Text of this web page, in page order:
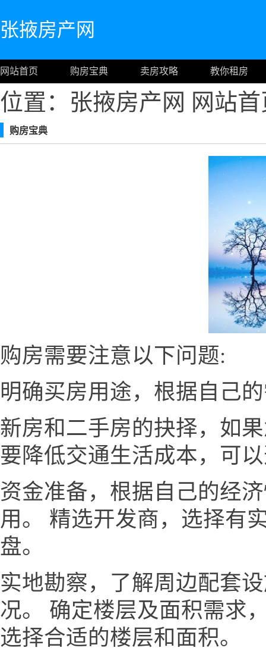
张掖房产网
网站首页 购房宝典 卖房攻略 教你租房
位置：张掖房产网 网站
购房宝典
购房需要注意以下问题:
明确买房用途，根据自己
新房和二手房的抉择，如
要降低交通生活成本，可
资金准备，根据自己的经
用。 精选开发商，选择有
盘。
实地勘察，了解周边配套
况。 确定楼层及面积需求
选择合适的楼层和面积。